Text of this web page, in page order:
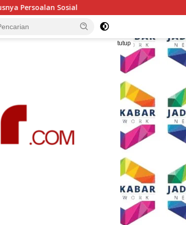
Polresta Malang Kota Gelar Makan Bersama
tutup